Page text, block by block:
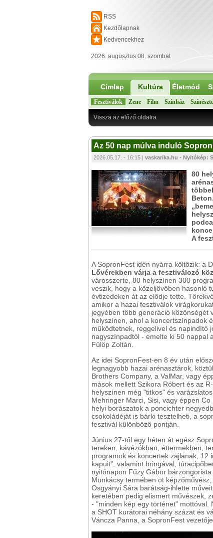
RSS
Kezdőlapnak
Kedvencekhez
2026. augusztus 08. szombat
Címlap Kultúra Életmód
Fesztiválok Zene Film Színház
Vissza az előző oldalra
Az 50 nap múlva induló
2026.05.17. - 16:15 | vaskarika.hu - Nyitókép:
80
A
A SopronFest idén nyárra költözik: a
Lővérekben várja a fesztiválozó
városszerte, 80 helyszínen 300
veszik, hogy a közeljövőben hasonló
évtizedeken át az elődje tette.
amikor a hazai fesztiválok
jegyében több generáció közönségét
helyszínen, ahol a koncertszínpadok
működtetnek, reggelivel és napindító
nagyszínpadtól - emelte ki 50 nappal
Fülöp Zoltán.
Az idei SopronFest-en 8 év után
legnagyobb hazai arénasztárok,
Brothers Company, a ValMar, vagy
mások mellett Szikora Róbert és az
helyszínen még "titkos" és
Mehringer Marci, Sisi, vagy éppen
helyi borászatok a poncichter
csokoládéját is bárki tesztelheti, a
fesztivál különböző pontján.
Június 27-től egy héten át egész
tereken, kávézókban, éttermekben,
programok és koncertek zajlanak, 12
kapuit", valamint bringával,
nyitónapon Fűzy Gábor
Munkácsy termében öt
Osgyányi Sára barátság-ihlette
keretében pedig elismert művészek,
- "minden kép egy történet" mottóval.
a SHOT kurátorai néhány százat és
Váncza Panna, a SopronFest vezetője,